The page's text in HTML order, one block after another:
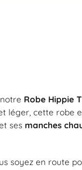
Robe Hippie
léger, cette robe
ses manches
soyez en route